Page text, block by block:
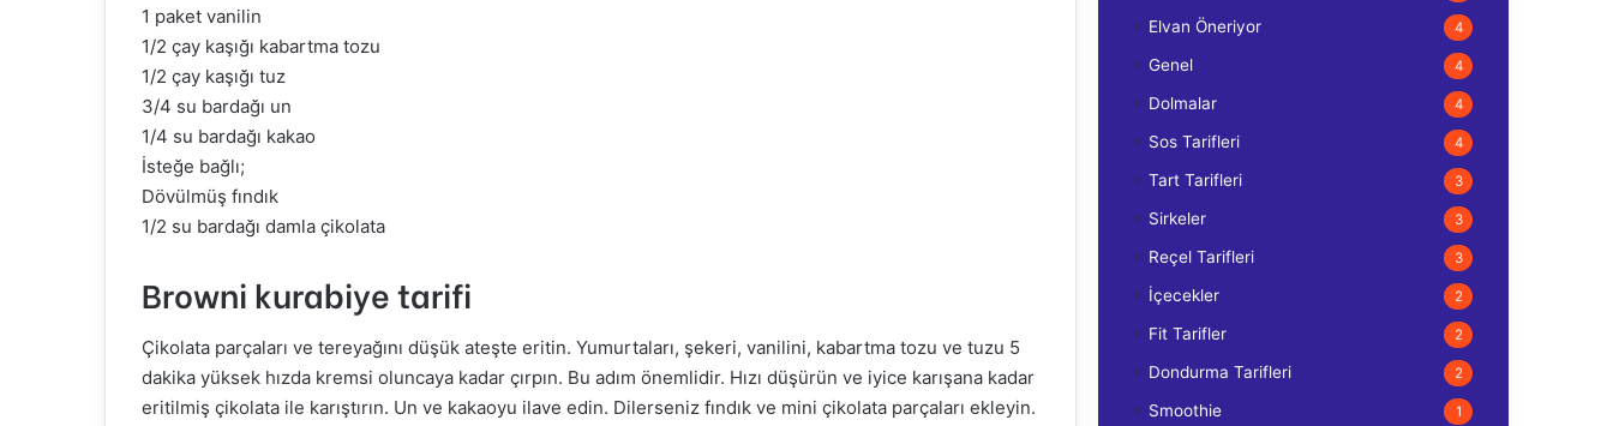
1 paket vanilin
1/2 çay kaşığı kabartma tozu
1/2 çay kaşığı tuz
3/4 su bardağı un
1/4 su bardağı kakao
İsteğe bağlı;
Dövülmüş fındık
1/2 su bardağı damla çikolata
Browni kurabiye tarifi
Çikolata parçaları ve tereyağını düşük ateşte eritin. Yumurtaları, şekeri, vanilini, kabartma tozu ve tuzu 5
dakika yüksek hızda kremsi oluncaya kadar çırpın. Bu adım önemlidir. Hızı düşürün ve iyice karışana kadar
eritilmiş çikolata ile karıştırın. Un ve kakaoyu ilave edin. Dilerseniz fındık ve mini çikolata parçaları ekleyin.
Elvan Öneriyor 4
Genel 4
Dolmalar 4
Sos Tarifleri 4
Tart Tarifleri 3
Sirkeler 3
Reçel Tarifleri 3
İçecekler 2
Fit Tarifler 2
Dondurma Tarifleri 2
Smoothie 1